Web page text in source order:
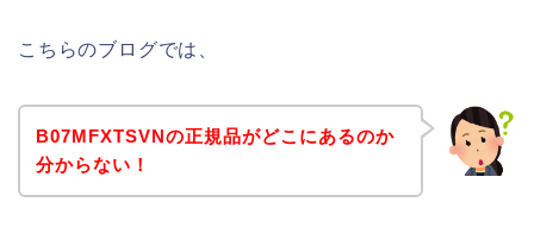
こちらのブログでは、
B07MFXTSVNの正規品がどこにあるのか
分からない！